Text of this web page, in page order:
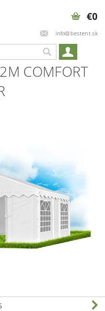
info@bestent.sk
€0
COMFORT